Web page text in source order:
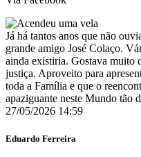
Já há tantos anos que não
grande amigo José Colaço.
ainda existiria. Gostava muito
justiça. Aproveito para
toda a Família e que o
apaziguante neste Mundo tão
27/05/2026 14:59
Eduardo Ferreira